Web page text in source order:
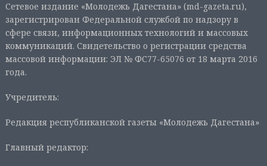
Сетевое издание «Молодежь Дагестана» (md-gazeta.ru),
зарегистрирован Федеральной службой по надзору в
сфере связи, информационных технологий и массовых
коммуникаций. Свидетельство о регистрации средства
массовой информации: ЭЛ № ФС77-65076 от 18 марта 2016
года.
Учредитель:
Редакция республиканской газеты «Молодежь Дагестана»
Главный редактор: